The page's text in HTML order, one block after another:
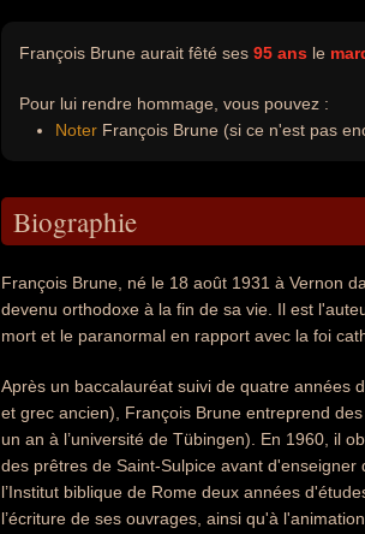
François Brune aurait fêté ses 95 ans le
Pour lui rendre hommage, vous pouvez :
Noter François Brune (si ce n'est pas
Biographie
François Brune, né le 18 août 1931 à Vernon
devenu orthodoxe à la fin de sa vie. Il est
mort et le paranormal en rapport avec la foi
Après un baccalauréat suivi de quatre années
et grec ancien), François Brune entreprend
un an à l’université de Tübingen). En 1960, il
des prêtres de Saint-Sulpice avant
l’Institut biblique de Rome deux années
l’écriture de ses ouvrages, ainsi qu'à